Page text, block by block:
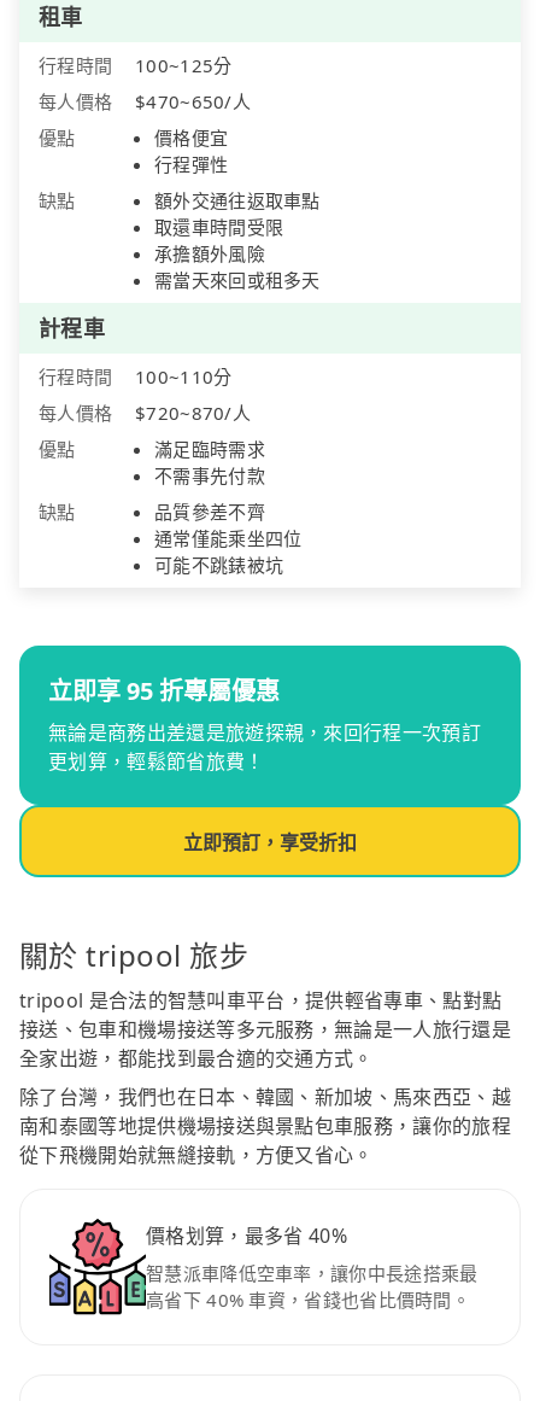
租車
行程時間
100~125分
每人價格
$470~650/人
優點
價格便宜
行程彈性
缺點
額外交通往返取車點
取還車時間受限
承擔額外風險
需當天來回或租多天
計程車
行程時間
100~110分
每人價格
$720~870/人
優點
滿足臨時需求
不需事先付款
缺點
品質參差不齊
通常僅能乘坐四位
可能不跳錶被坑
立即享 95 折專屬優惠
無論是商務出差還是旅遊探親，來回行程一次預訂
更划算，輕鬆節省旅費！
立即預訂，享受折扣
關於 tripool 旅步
tripool 是合法的智慧叫車平台，提供輕省專車、點對點
接送、包車和機場接送等多元服務，無論是一人旅行還是
全家出遊，都能找到最合適的交通方式。
除了台灣，我們也在日本、韓國、新加坡、馬來西亞、越
南和泰國等地提供機場接送與景點包車服務，讓你的旅程
從下飛機開始就無縫接軌，方便又省心。
價格划算，最多省 40%
智慧派車降低空車率，讓你中長途搭乘最
高省下 40% 車資，省錢也省比價時間。